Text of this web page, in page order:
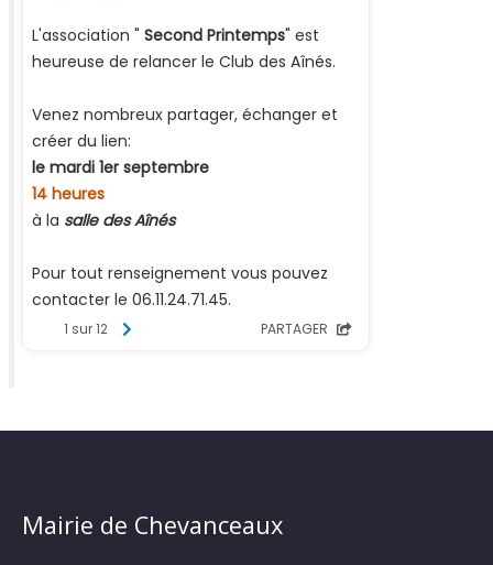
Mairie de Chevanceaux